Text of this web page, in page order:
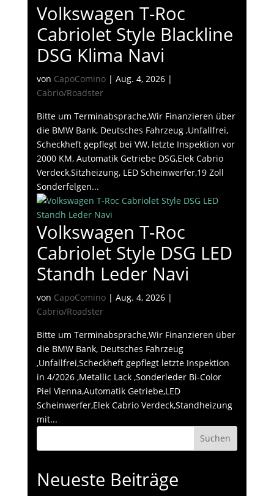
Volkswagen T-Roc
Cabriolet Style Blackline
DSG Klima Navi
von CapoComino| Aug. 4, 2026|
Cabrio/Roadster
Bitte um Terminabsprache,Wir Finanzieren über
die BMW Bank, Deutsches Fahrzeug ,Unfallfrei,
Scheckheft gepflegt bei VW, letzte Inspektion vor
2000 KM, Automatik Getriebe DSG,Elek Cabrio
Verdeck,Sitzheizung, LED Scheinwerfer,19 Zoll
Sonderfelgen...
Volkswagen T-Roc
Cabriolet Style DSG LED
Standh Leder Navi
von CapoComino| Aug. 4, 2026|
Cabrio/Roadster
Bitte um Terminabsprache,Wir Finanzieren über
die BMW Bank, Deutsches Fahrzeug
,Unfallfrei,Scheckheft gepflegt letzte Inspektion
in 4/2026 ,Metallic Lack ,Sonderleder Bi-Color
Piel Vienna,Automatik Getriebe,LED
Scheinwerfer,Elek Cabrio Verdeck,Standheizung
mit...
Suchen
Neueste Beiträge